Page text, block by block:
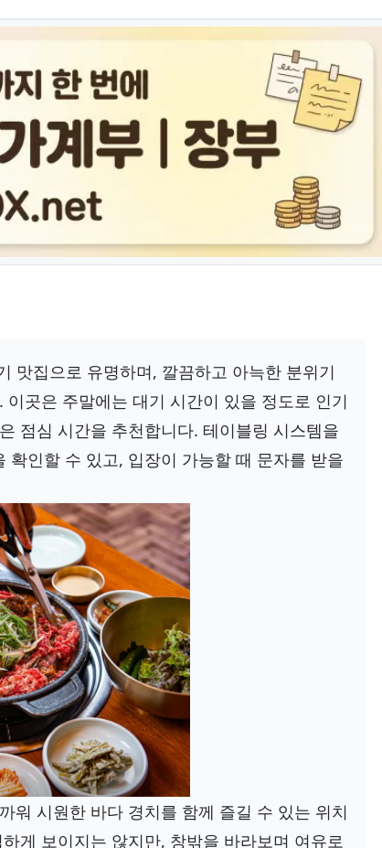
맛집으로 유명하며, 깔끔하고 아늑한 분위기
곳은 주말에는 대기 시간이 있을 정도로 인기
점심 시간을 추천합니다. 테이블링 시스템을
인할 수 있고, 입장이 가능할 때 문자를 받을
워 시원한 바다 경치를 함께 즐길 수 있는 위치
게 보이지는 않지만, 창밖을 바라보며 여유로